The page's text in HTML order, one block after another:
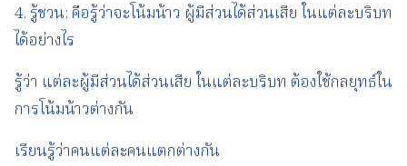
4. รู้ชวน: คือรู้ว่าจะโน้มน้าว ผู้มีส่วนได้ส่วนเสีย ในแต่ละบริบท
ได้อย่างไร
รู้ว่า แต่ละผู้มีส่วนได้ส่วนเสีย ในแต่ละบริบท ต้องใช้กลยุทธ์ใน
การโน้มน้าวต่างกัน
เรียนรู้ว่าคนแต่ละคนแตกต่างกัน